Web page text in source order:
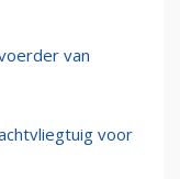
van
voor